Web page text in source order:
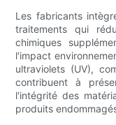
Les fabricants
traitements qui
chimiques
l'impact
ultraviolets (UV),
contribuent à
l'intégrité des
produits